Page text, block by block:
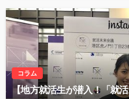
コラム
【地方就活生が潜入！「就